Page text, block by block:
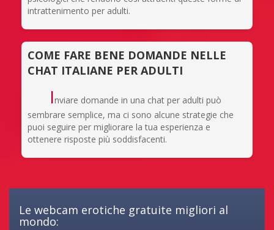
intrattenimento per adulti.
COME FARE BENE DOMANDE NELLE
CHAT ITALIANE PER ADULTI
Inviare domande in una chat per adulti può
sembrare semplice, ma ci sono alcune strategie che
puoi seguire per migliorare la tua esperienza e
ottenere risposte più soddisfacenti.
Le webcam erotiche gratuite migliori al
mondo: